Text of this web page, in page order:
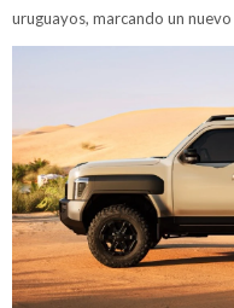
uruguayos, marcando un